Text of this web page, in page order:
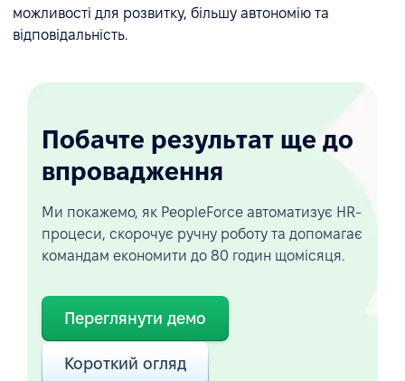
можливості для розвитку, більшу автономію та
відповідальність.
Побачте результат ще до
впровадження
Ми покажемо, як PeopleForce автоматизує HR-
процеси, скорочує ручну роботу та допомагає
командам економити до 80 годин щомісяця.
Переглянути демо
Короткий огляд